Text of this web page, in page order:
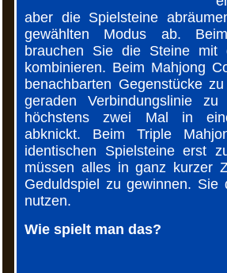
aber die Spielsteine
gewählten Modus ab.
brauchen Sie die Steine mit
kombinieren. Beim Mahjong
benachbarten Gegenstücke
geraden Verbindungslinie
höchstens zwei Mal in
abknickt. Beim Triple
identischen Spielsteine erst
müssen alles in ganz kurzer
Geduldspiel zu gewinnen. Sie
nutzen.
Wie spielt man das?